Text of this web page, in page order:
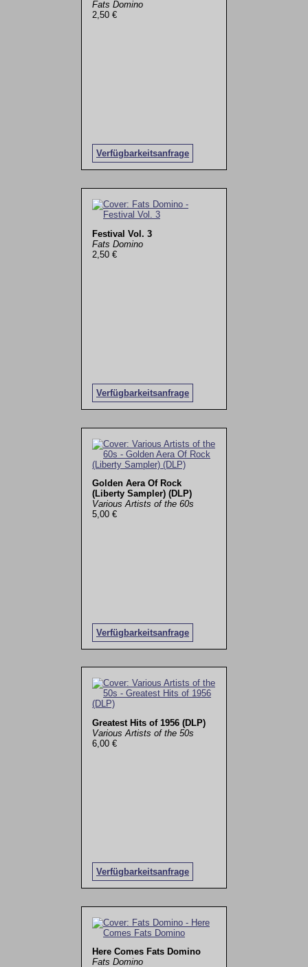
Fats Domino
2,50 €
Verfügbarkeitsanfrage
Festival Vol. 3
Fats Domino
2,50 €
Verfügbarkeitsanfrage
Golden Aera Of Rock
(Liberty Sampler) (DLP)
Various Artists of the 60s
5,00 €
Verfügbarkeitsanfrage
Greatest Hits of 1956 (DLP)
Various Artists of the 50s
6,00 €
Verfügbarkeitsanfrage
Here Comes Fats Domino
Fats Domino